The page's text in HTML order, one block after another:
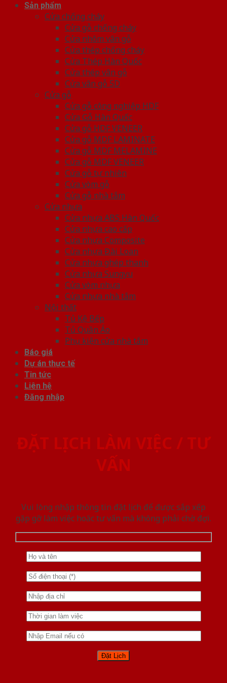
Sản phẩm
Cửa chống cháy
Cửa gỗ chống cháy
Cửa nhôm vân gỗ
Cửa thép chống cháy
Cửa Thép Hàn Quốc
Cửa thép vân gỗ
Cửa vân gỗ 5D
Cửa gỗ
Cửa gỗ công nghiệp HDF
Cửa Gỗ Hàn Quốc
Cửa gỗ HDF VENEER
Cửa gỗ MDF LAMINATE
Cửa gỗ MDF MELAMINE
Cửa gỗ MDF VENEER
Cửa gỗ tự nhiên
Cửa vòm gỗ
Cửa gỗ nhà tắm
Cửa nhựa
Cửa nhựa ABS Hàn Quốc
Cửa nhựa cao cấp
Cửa nhựa Composite
Cửa nhựa Đài Loan
Cửa nhựa ghép thanh
Cửa nhựa Sungyu
Cửa vòm nhựa
Cửa nhựa nhà tắm
Nội thất
Tủ Kệ Bếp
Tủ Quần Áo
Phụ kiện cửa nhà tắm
Báo giá
Dự án thực tế
Tin tức
Liên hệ
Đăng nhập
ĐẶT LỊCH LÀM VIỆC / TƯ
VẤN
Vui lòng nhập thông tin đặt lịch để được sắp xếp
gặp gỡ làm việc hoăc tư vấn mà không phải chờ đợi.